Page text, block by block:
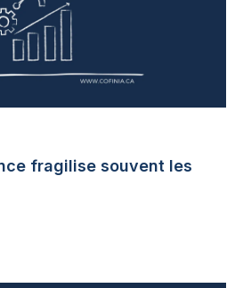
fragilise souvent les